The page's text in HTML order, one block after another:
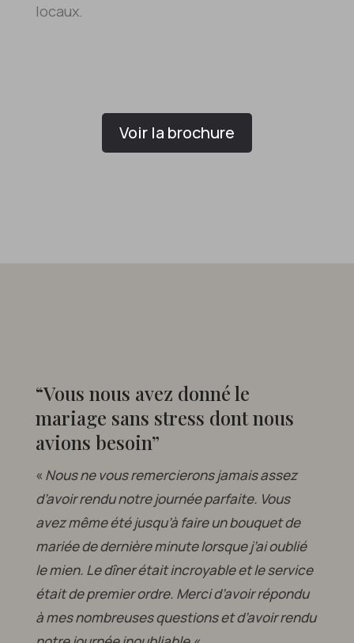
locaux.
Voir la brochure
“Vous nous avez donné le
mariage sans stress dont nous
avions besoin”
« Nous ne vous remercierons jamais assez
d’avoir rendu notre journée parfaite. Vous
avez même été jusqu’à faire un bouquet de
mariée de dernière minute lorsque j’ai oublié
le mien. Le dîner était incroyable et le service
était de premier ordre. Merci d’avoir répondu
à mes nombreuses questions et d’avoir rendu